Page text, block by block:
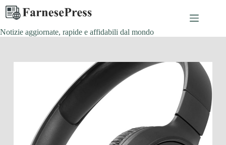
Salta
contenuto
Notizie aggiornate, rapide e affidabili dal mondo